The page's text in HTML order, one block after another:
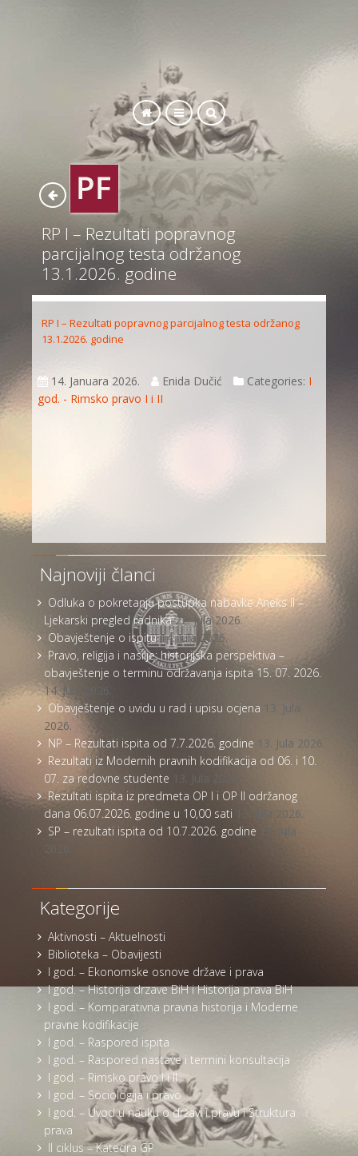
RP I – Rezultati popravnog
parcijalnog testa održanog
13.1.2026. godine
RP I – Rezultati popravnog parcijalnog testa održanog
13.1.2026. godine
14. Januara 2026. Enida Dučić Categories: I
god. - Rimsko pravo I i II
Najnoviji članci
Odluka o pokretanju postupka nabavke Aneks II –
Ljekarski pregled radnika 22. Jula 2026.
Obavještenje o ispitu 14. Jula 2026.
Pravo, religija i nasilje: historijska perspektiva –
obavještenje o terminu održavanja ispita 15. 07. 2026.
14. Jula 2026.
Obavještenje o uvidu u rad i upisu ocjena 13. Jula
2026.
NP – Rezultati ispita od 7.7.2026. godine 13. Jula 2026.
Rezultati iz Modernih pravnih kodifikacija od 06. i 10.
07. za redovne studente 13. Jula 2026.
Rezultati ispita iz predmeta OP I i OP II održanog
dana 06.07.2026. godine u 10,00 sati
13. Jula 2026.
SP – rezultati ispita od 10.7.2026. godine
13. Jula
2026.
Kategorije
Aktivnosti – Aktuelnosti
Biblioteka – Obavijesti
I god. – Ekonomske osnove države i prava
I god. – Historija drzave BiH i Historija prava BiH
I god. – Komparativna pravna historija i Moderne
pravne kodifikacije
I god. – Raspored ispita
I god. – Raspored nastave i termini konsultacija
I god. – Rimsko pravo I i II
I god. – Sociologija i pravo
I god. – Uvod u nauku o državi i pravu i Struktura
prava
II ciklus – Katedra GP